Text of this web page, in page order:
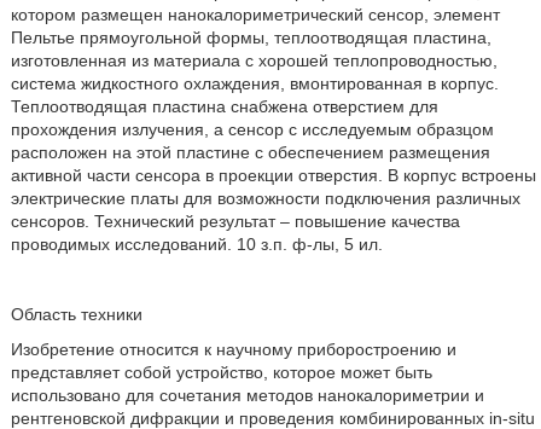
котором размещен нанокалориметрический сенсор, элемент
Пельтье прямоугольной формы, теплоотводящая пластина,
изготовленная из материала с хорошей теплопроводностью,
система жидкостного охлаждения, вмонтированная в корпус.
Теплоотводящая пластина снабжена отверстием для
прохождения излучения, а сенсор с исследуемым образцом
расположен на этой пластине с обеспечением размещения
активной части сенсора в проекции отверстия. В корпус встроены
электрические платы для возможности подключения различных
сенсоров. Технический результат – повышение качества
проводимых исследований. 10 з.п. ф-лы, 5 ил.
Область техники
Изобретение относится к научному приборостроению и
представляет собой устройство, которое может быть
использовано для сочетания методов нанокалориметрии и
рентгеновской дифракции и проведения комбинированных in-situ